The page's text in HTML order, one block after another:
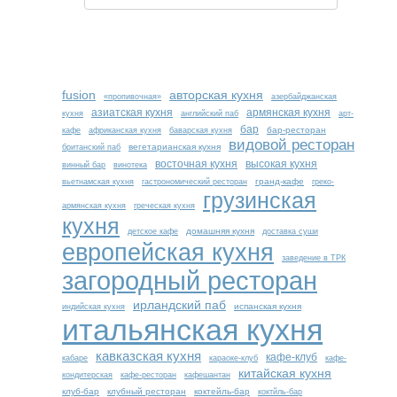
fusion «пропивочная» авторская кухня
азербайджанская
кухня
азиатская кухня английский паб армянская кухня
арт-
кафе
африканская кухня баварская кухня бар бар-ресторан
британский паб вегетарианская кухня видовой ресторан
винный бар винотека восточная кухня высокая кухня
вьетнамская кухня гастрономический ресторан гранд-кафе греко-
армянская кухня греческая кухня
грузинская
кухня
детское кафе домашняя кухня доставка суши
европейская кухня заведение в ТРК
загородный ресторан
индийская кухня ирландский паб испанская кухня
итальянская кухня
кабаре кавказская кухня караоке-клуб кафе-клуб
кафе-
кондитерская
кафе-ресторан кафешантан китайская кухня
клуб-бар клубный ресторан коктейль-бар
коктйль-бар